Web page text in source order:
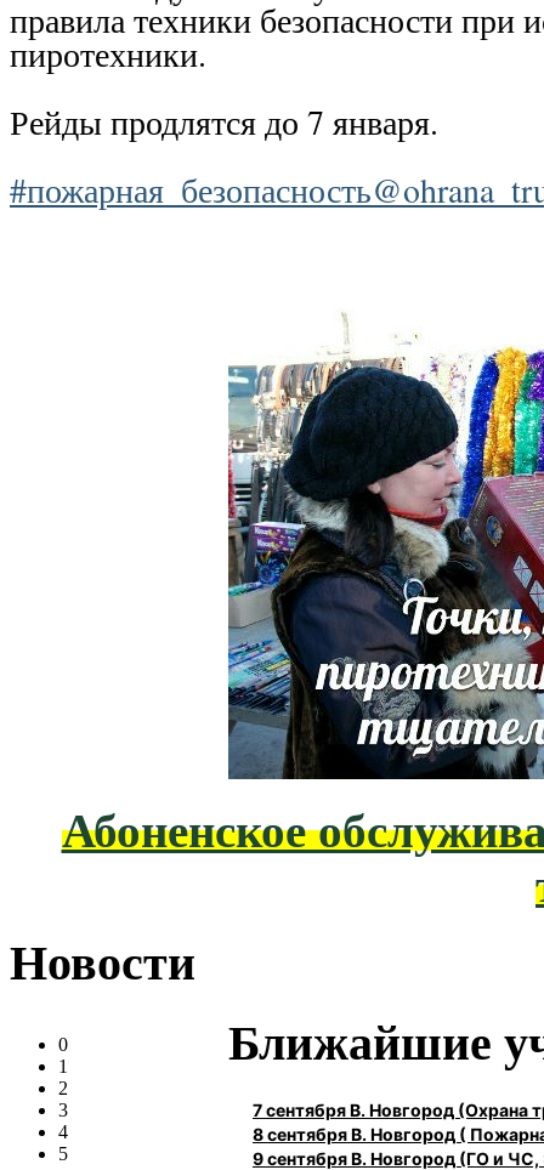
правила техники безопасности при
пиротехники.
Рейды продлятся до 7 января.
Абоненское
Новости
0
1
2
3
4
5
Ближайшие
7 сентября В. Новгород
8 сентября В. Новгород (
9 сентября В. Новгород (ГО и ЧС,